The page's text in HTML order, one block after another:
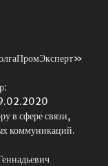
в сфере связи,
коммуникаций.